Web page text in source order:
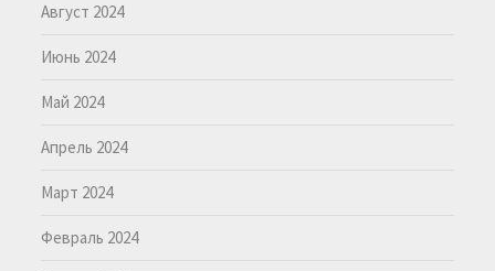
Август 2024
Июнь 2024
Май 2024
Апрель 2024
Март 2024
Февраль 2024